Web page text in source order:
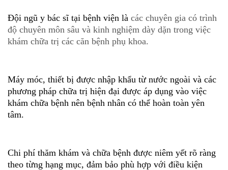
Đội ngũ y bác sĩ tại bệnh viện là các chuyên gia có trình
độ chuyên môn sâu và kinh nghiệm dày dặn trong việc
khám chữa trị các căn bệnh phụ khoa.
Máy móc, thiết bị được nhập khẩu từ nước ngoài và các
phương pháp chữa trị hiện đại được áp dụng vào việc
khám chữa bệnh nên bệnh nhân có thể hoàn toàn yên
tâm.
Chi phí thăm khám và chữa bệnh được niêm yết rõ ràng
theo từng hạng mục, đảm bảo phù hợp với điều kiện